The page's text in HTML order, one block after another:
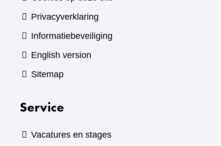
Privacyverklaring
Informatiebeveiliging
English version
Sitemap
Service
Vacatures en stages